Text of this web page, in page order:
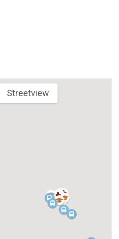
Streetview